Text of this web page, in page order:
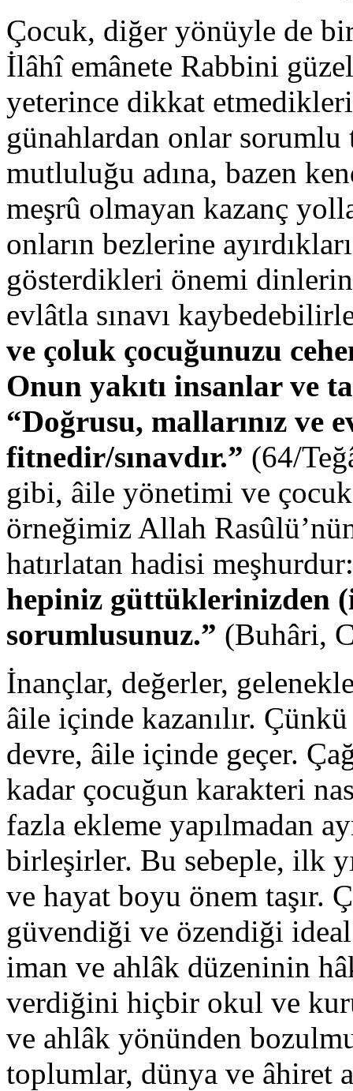
Çocuk, diğer yönüyle de
İlâhî emânete Rabbini
yeterince dikkat
günahlardan onlar
mutluluğu adına, bazen
meşrû olmayan kazanç
onların bezlerine
gösterdikleri önemi
evlâtla sınavı
ve çoluk çocuğunuzu
Onun yakıtı insanlar ve
“Doğrusu, mallarınız ve
fitnedir/sınavdır.” (64/
gibi, âile yönetimi ve
örneğimiz Allah
hatırlatan hadisi
hepiniz güttüklerinizden
sorumlusunuz.” (Buhâri,
İnançlar, değerler,
âile içinde kazanılır.
devre, âile içinde geçer.
kadar çocuğun karakteri
fazla ekleme yapılmadan
birleşirler. Bu sebeple, ilk
ve hayat boyu önem taşır.
güvendiği ve özendiği
iman ve ahlâk düzeninin
verdiğini hiçbir okul ve
ve ahlâk yönünden
toplumlar, dünya ve âhiret